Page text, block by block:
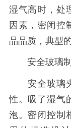
湿气高时，处
因素，密闭控
品品质，典型
安全玻璃
安全玻璃夹
性。吸了湿气
泡。密闭控制